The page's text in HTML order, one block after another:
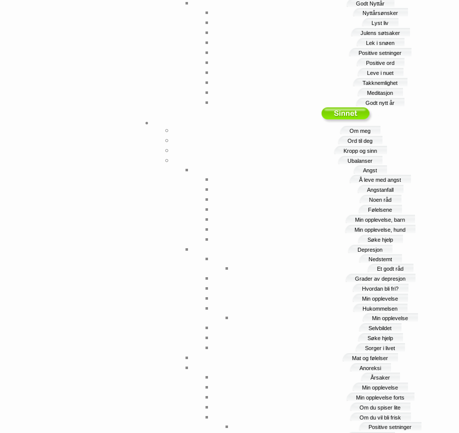
Godt Nyttår
Nyttårsønsker
Lyst liv
Julens søtsaker
Lek i snøen
Positive setninger
Positive ord
Leve i nuet
Takknemlighet
Meditasjon
Godt nytt år
Om meg
Ord til deg
Kropp og sinn
Ubalanser
Angst
Å leve med angst
Angstanfall
Noen råd
Følelsene
Min opplevelse, barn
Min opplevelse, hund
Søke hjelp
Depresjon
Nedstemt
Et godt råd
Grader av depresjon
Hvordan bli fri?
Min opplevelse
Hukommelsen
Min opplevelse
Selvbildet
Søke hjelp
Sorger i livet
Mat og følelser
Anoreksi
Årsaker
Min opplevelse
Min opplevelse forts
Om du spiser lite
Om du vil bli frisk
Positive setninger